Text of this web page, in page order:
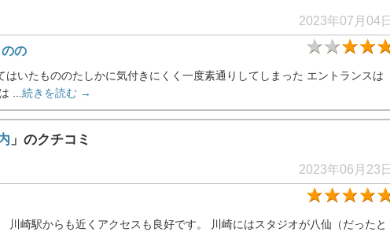
2023年07月04日
の
いたもののたしかに気付きにくく一度素通りしてしまった エントランスは
... 続きを読む →
」のクチコミ
2023年06月23日
川崎駅からも近くアクセスも良好です。 川崎にはスタジオが八仙（だったと